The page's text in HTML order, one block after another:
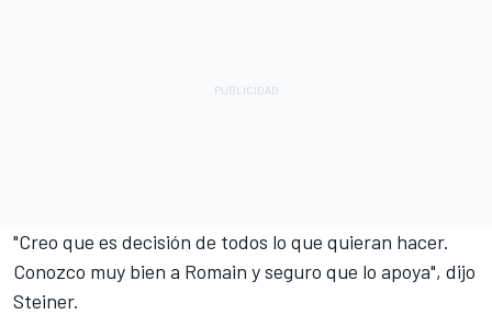
"Creo que es decisión de todos lo que quieran hacer.
Conozco muy bien a Romain y seguro que lo apoya", dijo
Steiner.